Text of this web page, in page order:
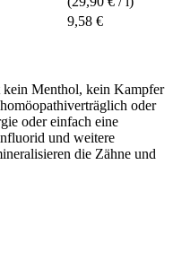
9,58 €
Menthol, kein Kampfer
oder
oder einfach eine
und weitere
die Zähne und